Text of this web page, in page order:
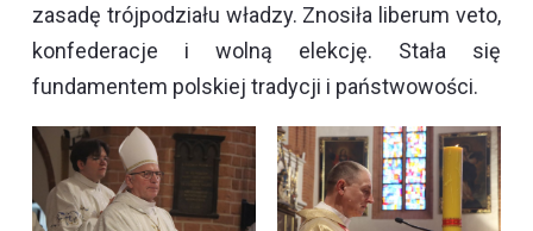
zasadę trójpodziału władzy. Znosiła liberum veto,
konfederacje i wolną elekcję. Stała się
fundamentem polskiej tradycji i państwowości.